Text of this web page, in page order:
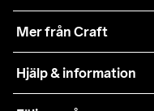
Mer från Craft
Teamwear
Hjälp & information